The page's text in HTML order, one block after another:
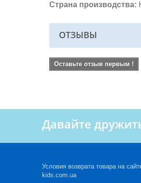
Страна производства:
ОТЗЫВЫ
Оставьте отзыв первым !
Давайте
Условия возврата товара на
kids.com.ua